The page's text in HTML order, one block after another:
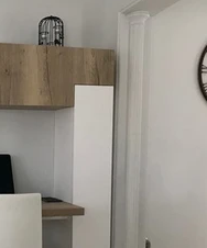
Crédence de